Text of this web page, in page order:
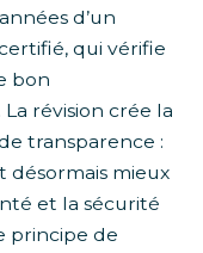
d’un
qui vérifie
bon
révision crée la
transparence :
mieux
et la sécurité
principe de